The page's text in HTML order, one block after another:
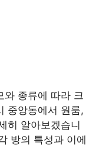
와 종류에 따라 크
중앙동에서 원룸,
히 알아보겠습니
방의 특성과 이에